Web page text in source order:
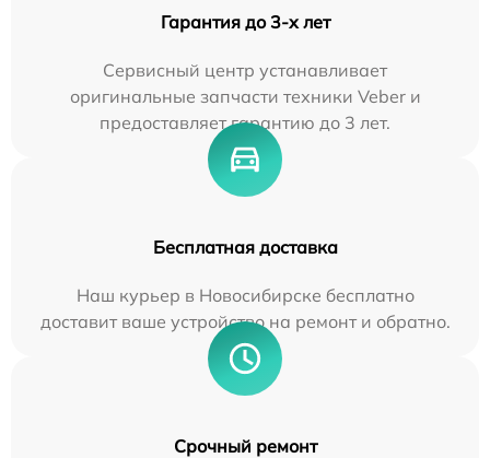
Гарантия до 3-х лет
Сервисный центр устанавливает
оригинальные запчасти техники Veber и
предоставляет гарантию до 3 лет.
Бесплатная доставка
Наш курьер в Новосибирске бесплатно
доставит ваше устройство на ремонт и обратно.
Срочный ремонт